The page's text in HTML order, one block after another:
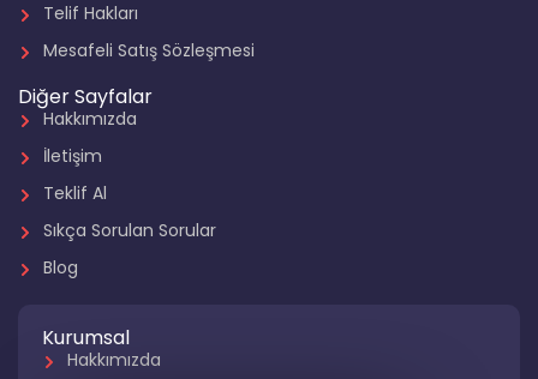
Telif Hakları
Mesafeli Satış Sözleşmesi
Diğer Sayfalar
Hakkımızda
İletişim
Teklif Al
Sıkça Sorulan Sorular
Blog
Kurumsal
Hakkımızda